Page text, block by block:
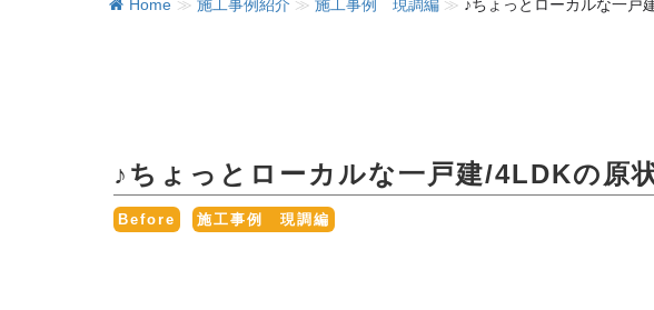
Home ≫ 施工事例紹介 ≫ 施工事例 現調編 ≫ ♪ちょっとローカルな一戸
♪ちょっとローカルな一戸建/4LDKの原
Before , 施工事例 現調編